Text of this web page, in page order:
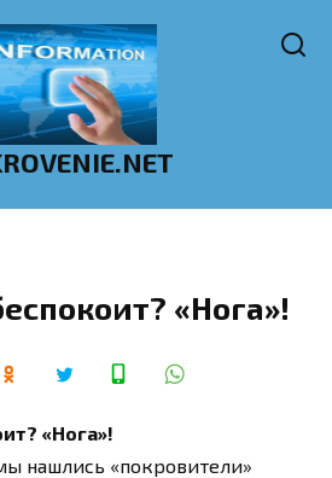
«Нога»!
«Нога»!
нашлись «покровители»